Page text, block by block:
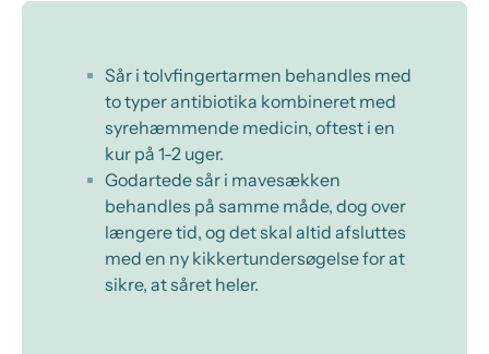
Sår i tolvfingertarmen behandles med
to typer antibiotika kombineret med
syrehæmmende medicin, oftest i en
kur på 1-2 uger.
Godartede sår i mavesækken
behandles på samme måde, dog over
længere tid, og det skal altid afsluttes
med en ny kikkertundersøgelse for at
sikre, at såret heler.